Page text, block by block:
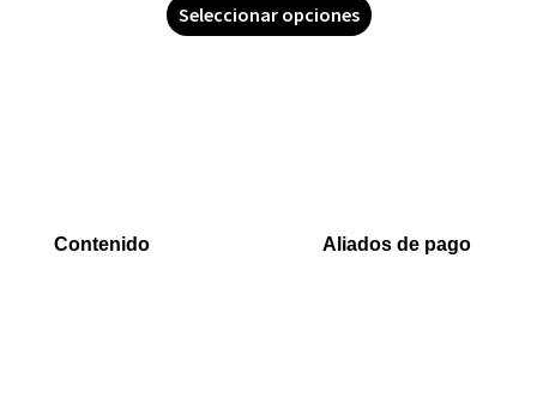
Seleccionar opciones
Contenido
Aliados de pago